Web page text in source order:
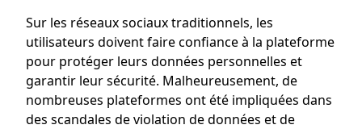
Sur les réseaux sociaux traditionnels, les
utilisateurs doivent faire confiance à la plateforme
pour protéger leurs données personnelles et
garantir leur sécurité. Malheureusement, de
nombreuses plateformes ont été impliquées dans
des scandales de violation de données et de